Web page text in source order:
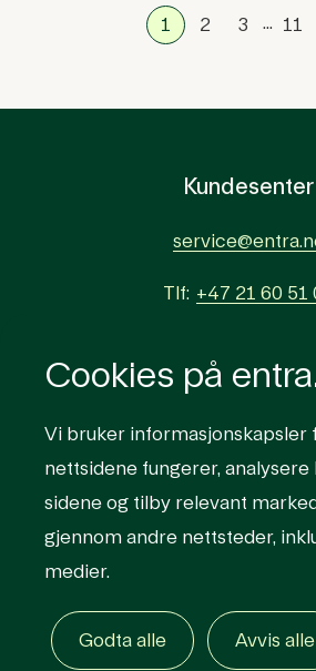
Cookies på
Vi bruker informasjonskapsler
nettsidene fungerer, analysere
sidene og tilby relevant
gjennom andre nettsteder,
medier.
Godta alle Avvis alle
1 2 3 ... 11
Kundesenter
Tlf: +47 21 60 51
– Vakttelefon
Lenker
Logg på
Øvrig
Organisasjonsnummer